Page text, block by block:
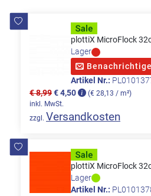
plottiX MicroFlock
Lager
Artikel Nr.:
€ 8,99€ 4,50
(€ 28,13 / m²)
inkl. MwSt.
zzgl. Versandkosten
plottiX MicroFlock
Lager
Artikel Nr.: